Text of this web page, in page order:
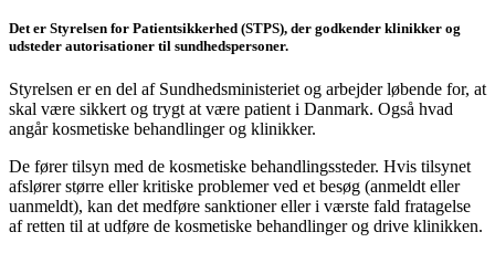
Det er Styrelsen for Patientsikkerhed (STPS), der godkender klinikker og
udsteder autorisationer til sundhedspersoner.
Styrelsen er en del af Sundhedsministeriet og arbejder løbende for, at
skal være sikkert og trygt at være patient i Danmark. Også hvad
angår kosmetiske behandlinger og klinikker.
De fører tilsyn med de kosmetiske behandlingssteder. Hvis tilsynet
afslører større eller kritiske problemer ved et besøg (anmeldt eller
uanmeldt), kan det medføre sanktioner eller i værste fald fratagelse
af retten til at udføre de kosmetiske behandlinger og drive klinikken.